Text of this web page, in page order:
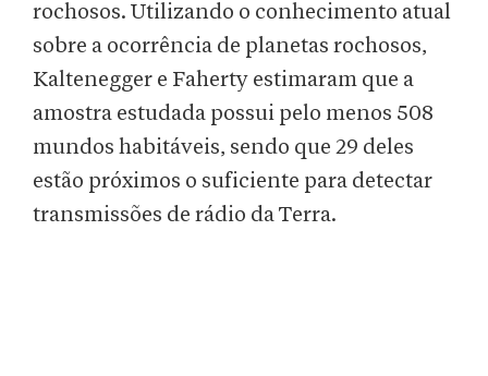
rochosos. Utilizando o conhecimento atual
sobre a ocorrência de planetas rochosos,
Kaltenegger e Faherty estimaram que a
amostra estudada possui pelo menos 508
mundos habitáveis, sendo que 29 deles
estão próximos o suficiente para detectar
transmissões de rádio da Terra.